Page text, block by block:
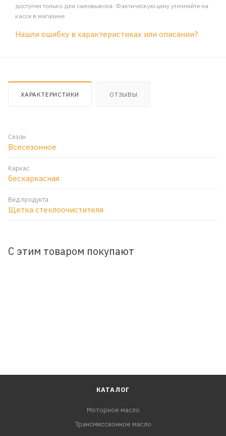
доступен только для самовывоза. Фактическую цену уточняйте на
кассе в магазине
Нашли ошибку в характеристиках или описании?
ХАРАКТЕРИСТИКИ ОТЗЫВЫ
Сезон
Всесезонное
Каркас
бескаркасная
Вид продукта
Щетка стеклоочистителя
С этим товаром покупают
КАТАЛОГ
Моторное масло
Трансмиссионное масло